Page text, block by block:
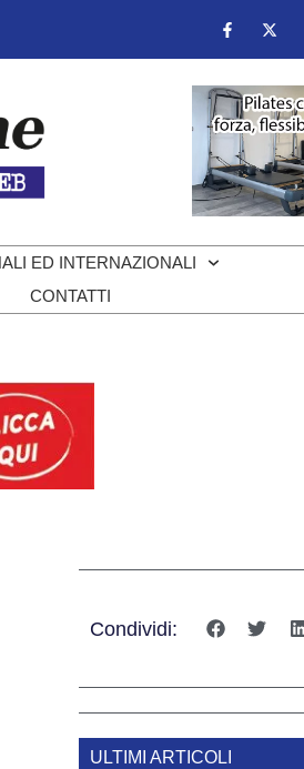
ED INTERNAZIONALI
CONTATTI
Condividi:
ULTIMI ARTICOLI